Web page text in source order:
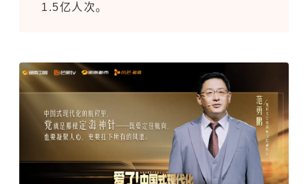
1.5亿人次。